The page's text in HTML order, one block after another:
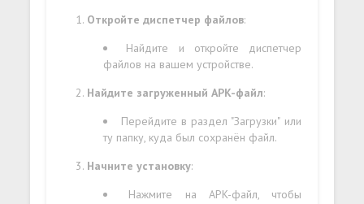
Откройте диспетчер файлов:
Найдите и откройте диспетчер
файлов на вашем устройстве.
Найдите загруженный APK-файл:
Перейдите в раздел "Загрузки" или
ту папку, куда был сохранён файл.
Начните установку:
Нажмите на APK-файл, чтобы